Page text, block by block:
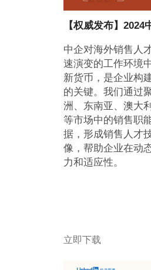
【权威发布】
中企对海外销售人
速演变的工作环境
新货币，是企业构
的关键。我们通过
洲、东南亚、澳大
等市场中的销售职
据，形成销售人才
像，帮助企业在动
力和适应性。
立即下载